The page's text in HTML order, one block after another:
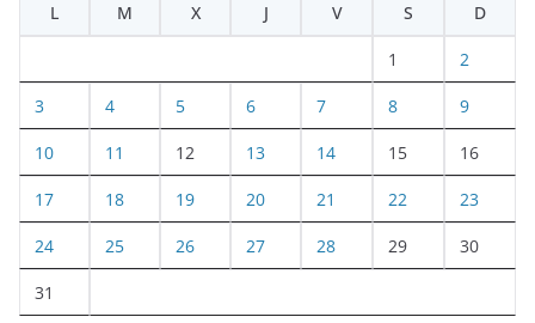
L
M X J V S D
1 2
3 4 5 6 7 8 9
10 11 12 13 14 15 16
17 18 19 20 21 22 23
24 25 26 27 28 29 30
31